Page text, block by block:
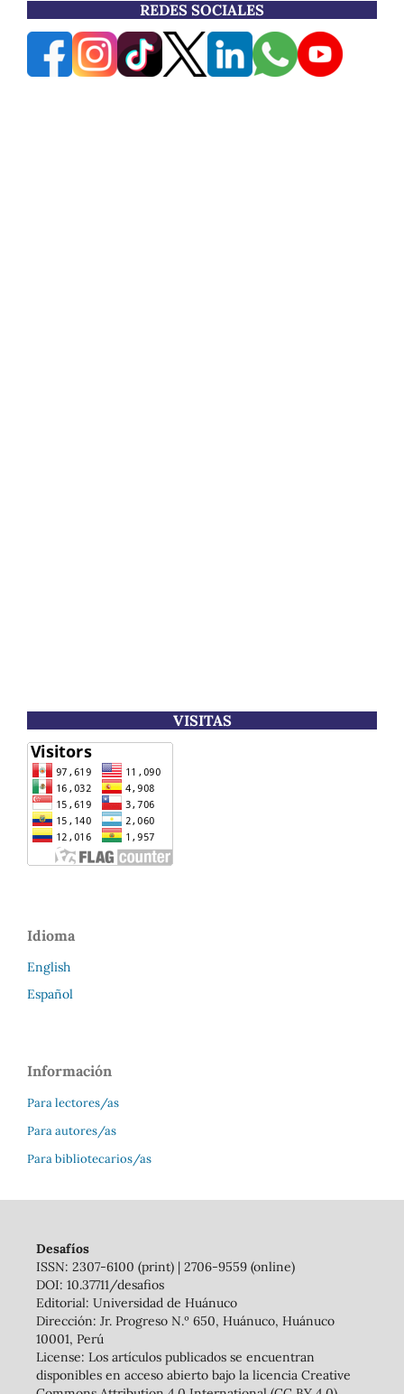
REDES SOCIALES
VISITAS
Idioma
English
Español
Información
Para lectores/as
Para autores/as
Para bibliotecarios/as
Desafíos
ISSN: 2307-6100 (print) | 2706-9559 (online)
DOI: 10.37711/desafios
Editorial: Universidad de Huánuco
Dirección: Jr. Progreso N.º 650, Huánuco, Huánuco
10001, Perú
License: Los artículos publicados se encuentran
disponibles en acceso abierto bajo la licencia Creative